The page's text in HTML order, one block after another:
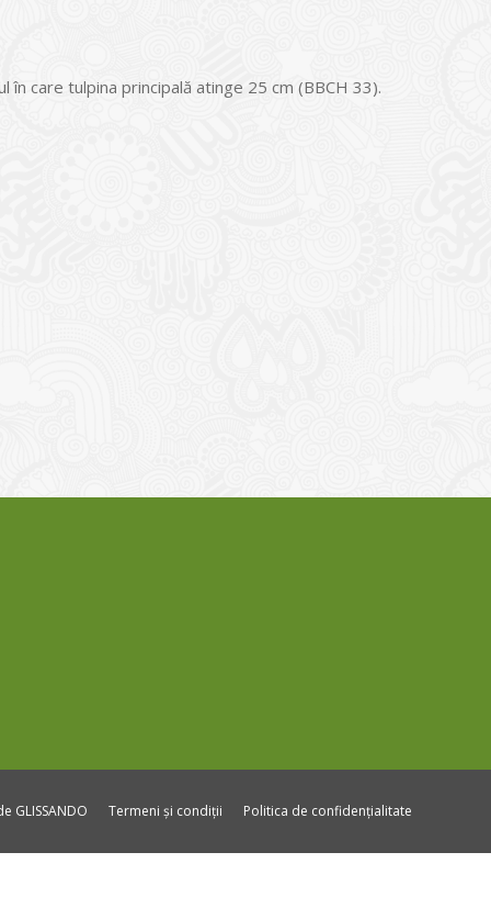
în care tulpina principală atinge 25 cm (BBCH 33).
GLISSANDO Termeni și condiții Politica de confidențialitate